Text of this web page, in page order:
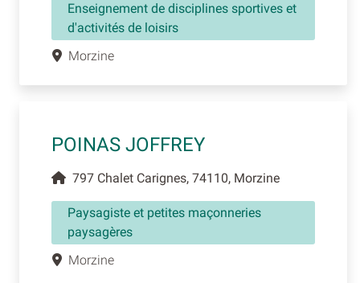
Enseignement de disciplines sportives et
d'activités de loisirs
Morzine
POINAS JOFFREY
797 Chalet Carignes, 74110, Morzine
Paysagiste et petites maçonneries
paysagères
Morzine